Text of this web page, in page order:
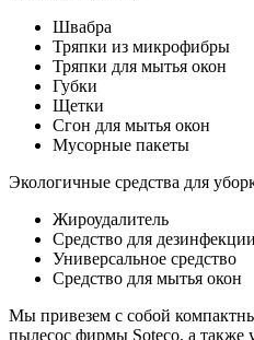
Швабра
Тряпки из микрофибры
Тряпки для мытья окон
Губки
Щетки
Сгон для мытья окон
Мусорные пакеты
Экологичные средства для
Жироудалитель
Средство для дезинфекции
Универсальное средство
Средство для мытья окон
Мы привезем с собой
пылесос фирмы Soteco, а также